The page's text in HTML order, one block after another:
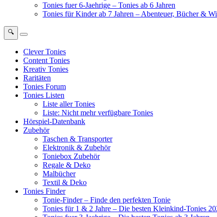
Tonies fuer 6-Jaehrige – Tonies ab 6 Jahren
Tonies für Kinder ab 7 Jahren – Abenteuer, Bücher &
🔍
Clever Tonies
Content Tonies
Kreativ Tonies
Raritäten
Tonies Forum
Tonies Listen
Liste aller Tonies
Liste: Nicht mehr verfügbare Tonies
Hörspiel-Datenbank
Zubehör
Taschen & Transporter
Elektronik & Zubehör
Toniebox Zubehör
Regale & Deko
Malbücher
Textil & Deko
Tonies Finder
Tonie-Finder – Finde den perfekten Tonie
Tonies für 1 & 2 Jahre – Die besten Kleinkind-Tonies